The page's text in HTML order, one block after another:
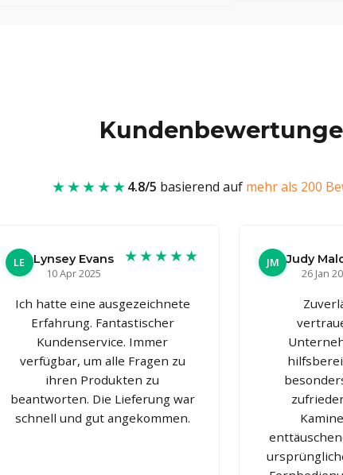
★★★★★4.8/5 basierend auf mehr als 200
LE Lynsey Evans
10 Apr 2025
★★★★★
Ich hatte eine ausgezeichnete
Erfahrung. Fantastischer
Kundenservice. Immer
verfügbar, um alle Fragen zu
ihren Produkten zu
beantworten. Die Lieferung war
schnell und gut angekommen.
JM Judy
26 Jan